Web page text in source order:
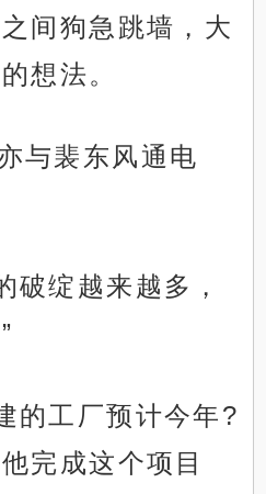
间狗急跳墙，大
想法。
与裴东风通电
破绽越来越多，
的工厂预计今年?
完成这个项目